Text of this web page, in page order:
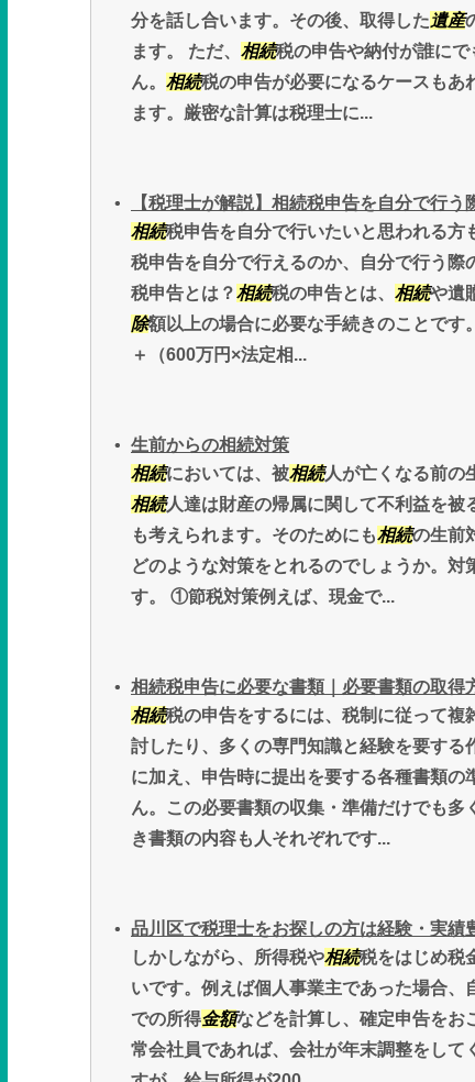
分を話し合います。その後、取得した遺産
ます。 ただ、 相続税の申告や納付が誰に
ん。 相続税の申告が必要になるケースもあ
ます。厳密な計算は税理士に...
【税理士が解説】相続税申告を自分で行う
相続税申告を自分で行いたいと思われる方
税申告を自分で行えるのか、自分で行う際
税申告とは？相続税の申告とは、 相続や遺
除額以上の場合に必要な手続きのことです。
＋（600万円×法定相...
生前からの相続対策
相続においては、被相続人が亡くなる前の
相続人達は財産の帰属に関して不利益を被
も考えられます。そのためにも相続の生前
どのような対策をとれるのでしょうか。
す。 ①節税対策例えば、現金で...
相続税申告に必要な書類｜必要書類の取得
相続税の申告をするには、税制に従って複
討したり、多くの専門知識と経験を要す
に加え、申告時に提出を要する各種書類
ん。この必要書類の収集・準備だけでも
き書類の内容も人それぞれです...
品川区で税理士をお探しの方は経験・実績
しかしながら、所得税や相続税をはじめ税
いです。例えば個人事業主であった場合、
での所得金額などを計算し、確定申告をお
常会社員であれば、会社が年末調整をして